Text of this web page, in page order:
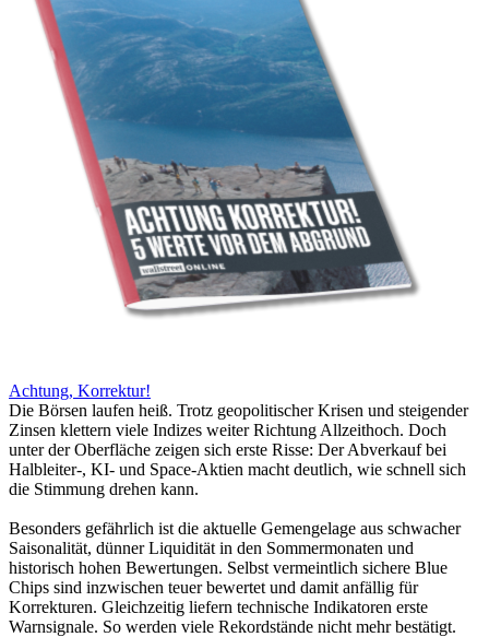
Achtung, Korrektur!
Die Börsen laufen heiß. Trotz geopolitischer Krisen und steigender
Zinsen klettern viele Indizes weiter Richtung Allzeithoch. Doch
unter der Oberfläche zeigen sich erste Risse: Der Abverkauf bei
Halbleiter-, KI- und Space-Aktien macht deutlich, wie schnell sich
die Stimmung drehen kann.
Besonders gefährlich ist die aktuelle Gemengelage aus schwacher
Saisonalität, dünner Liquidität in den Sommermonaten und
historisch hohen Bewertungen. Selbst vermeintlich sichere Blue
Chips sind inzwischen teuer bewertet und damit anfällig für
Korrekturen. Gleichzeitig liefern technische Indikatoren erste
Warnsignale. So werden viele Rekordstände nicht mehr bestätigt.